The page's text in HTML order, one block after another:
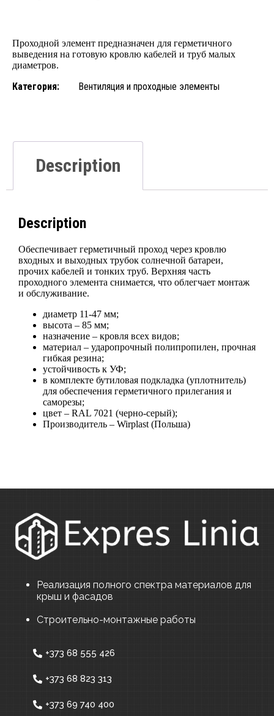
Проходной элемент предназначен для герметичного
выведения на готовую кровлю кабелей и труб малых
диаметров.
Категория: Вентиляция и проходные элементы
Description
Description
Обеспечивает герметичный проход через кровлю
входных и выходных трубок солнечной батареи,
прочих кабелей и тонких труб. Верхняя часть
проходного элемента снимается, что облегчает монтаж
и обслуживание.
диаметр 11-47 мм;
высота – 85 мм;
назначение – кровля всех видов;
материал – ударопрочный полипропилен, прочная
гибкая резина;
устойчивость к УФ;
в комплекте бутиловая подкладка (уплотнитель)
для обеспечения герметичного прилегания и
саморезы;
цвет – RAL 7021 (черно-серый);
Производитель – Wirplast (Польша)
Реализация полного спектра материалов для
крыш и фасадов
Строительно-монтажные работы
+373 68 555 426
+373 68 823 313
+373 69 740 400